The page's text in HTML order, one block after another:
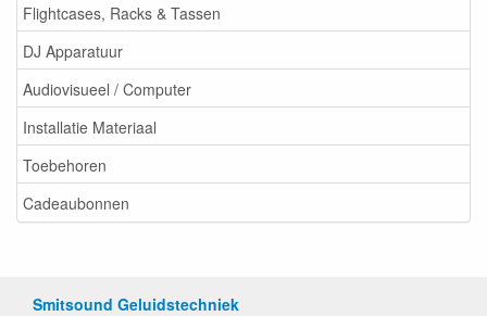
Flightcases, Racks & Tassen
DJ Apparatuur
Audiovisueel / Computer
Installatie Materiaal
Toebehoren
Cadeaubonnen
Smitsound Geluidstechniek